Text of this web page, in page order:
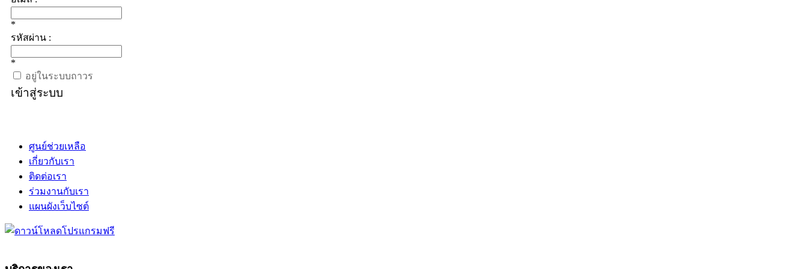
*
รหัสผ่าน :
*
อยู่ในระบบถาวร
เข้าสู่ระบบ
ศูนย์ช่วยเหลือ
เกี่ยวกับเรา
ติดต่อเรา
ร่วมงานกับเรา
แผนผังเว็บไซต์